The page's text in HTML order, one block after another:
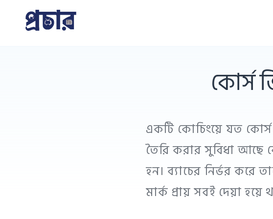
content
প্রচার
কোর্স
একটি কোচিংয়ে যত
তৈরি করার সুবিধা আছে
হন। ব্যাচের নির্ভর করে
মার্ক প্রায় সবই দেয়া হয়ে